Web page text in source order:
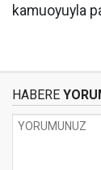
kamuoyuyla
HABERE